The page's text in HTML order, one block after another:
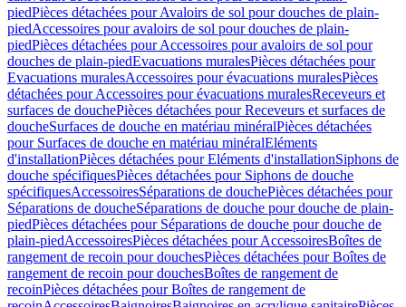
piedPièces détachées pour Avaloirs de sol pour douches de plain-
piedAccessoires pour avaloirs de sol pour douches de plain-
piedPièces détachées pour Accessoires pour avaloirs de sol pour
douches de plain-piedEvacuations muralesPièces détachées pour
Evacuations muralesAccessoires pour évacuations muralesPièces
détachées pour Accessoires pour évacuations muralesReceveurs et
surfaces de douchePièces détachées pour Receveurs et surfaces de
doucheSurfaces de douche en matériau minéralPièces détachées
pour Surfaces de douche en matériau minéralEléments
d'installationPièces détachées pour Eléments d'installationSiphons de
douche spécifiquesPièces détachées pour Siphons de douche
spécifiquesAccessoiresSéparations de douchePièces détachées pour
Séparations de doucheSéparations de douche pour douche de plain-
piedPièces détachées pour Séparations de douche pour douche de
plain-piedAccessoiresPièces détachées pour AccessoiresBoîtes de
rangement de recoin pour douchesPièces détachées pour Boîtes de
rangement de recoin pour douchesBoîtes de rangement de
recoinPièces détachées pour Boîtes de rangement de